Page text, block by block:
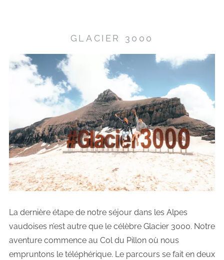
GLACIER 3000
La dernière étape de notre séjour dans les Alpes
vaudoises n’est autre que le célèbre Glacier 3000. Notre
aventure commence au Col du Pillon où nous
empruntons le téléphérique. Le parcours se fait en deux